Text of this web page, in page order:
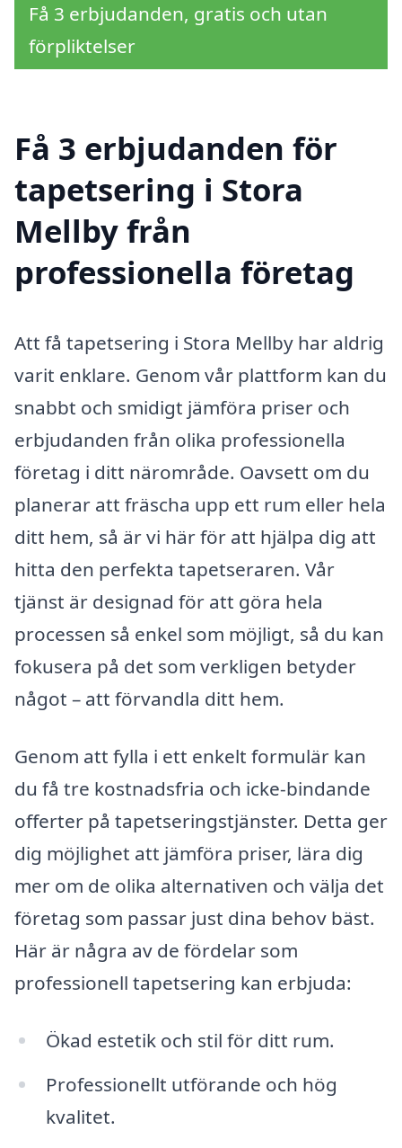
Få 3 erbjudanden, gratis och utan
förpliktelser
Få 3 erbjudanden för
tapetsering i Stora
Mellby från
professionella företag
Att få tapetsering i Stora Mellby har aldrig
varit enklare. Genom vår plattform kan du
snabbt och smidigt jämföra priser och
erbjudanden från olika professionella
företag i ditt närområde. Oavsett om du
planerar att fräscha upp ett rum eller hela
ditt hem, så är vi här för att hjälpa dig att
hitta den perfekta tapetseraren. Vår
tjänst är designad för att göra hela
processen så enkel som möjligt, så du kan
fokusera på det som verkligen betyder
något – att förvandla ditt hem.
Genom att fylla i ett enkelt formulär kan
du få tre kostnadsfria och icke-bindande
offerter på tapetseringstjänster. Detta ger
dig möjlighet att jämföra priser, lära dig
mer om de olika alternativen och välja det
företag som passar just dina behov bäst.
Här är några av de fördelar som
professionell tapetsering kan erbjuda:
Ökad estetik och stil för ditt rum.
Professionellt utförande och hög
kvalitet.